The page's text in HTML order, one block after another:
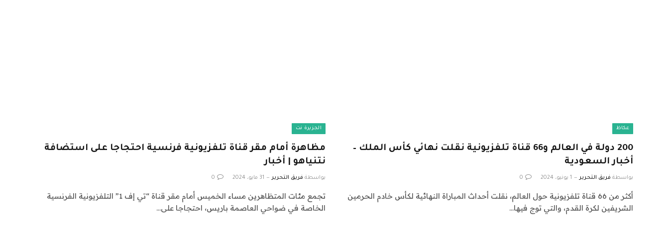
عكاظ
200 دولة في العالم و66 قناة تلفزيونية نقلت نهائي كأس الملك –
أخبار السعودية
بواسطة فريق التحرير 1 يونيو، 2024 0
أكثر من 66 قناة تلفزيونية حول العالم، نقلت أحداث المباراة النهائية لكأس خادم الحرمين
الشريفين لكرة القدم، والتي توج فيها…
الجزيرة نت
مظاهرة أمام مقر قناة تلفزيونية فرنسية احتجاجا على استضافة
نتنياهو | أخبار
بواسطة فريق التحرير 31 مايو، 2024 0
تجمع مئات المتظاهرين مساء الخميس أمام مقر قناة “تي إف 1” التلفزيونية الفرنسية
الخاصة في ضواحي العاصمة باريس، احتجاجا على…